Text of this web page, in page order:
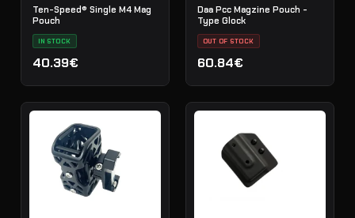
Ten-Speed® Single M4 Mag
Pouch
IN STOCK
40.39€
Daa Pcc Magzine Pouch -
Type Glock
OUT OF STOCK
60.84€